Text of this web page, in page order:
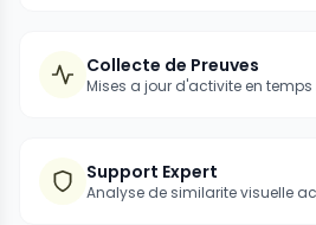
Collecte de Preuves
Mises a jour d'activite en temps
Support Expert
Analyse de similarite visuelle